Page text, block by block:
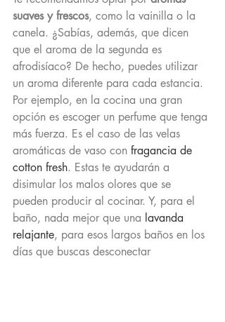
suaves y frescos, como la vainilla o la
canela. ¿Sabías, además, que dicen
que el aroma de la segunda es
afrodisíaco? De hecho, puedes utilizar
un aroma diferente para cada estancia.
Por ejemplo, en la cocina una gran
opción es escoger un perfume que tenga
más fuerza. Es el caso de las velas
aromáticas de vaso con fragancia de
cotton fresh. Estas te ayudarán a
disimular los malos olores que se
pueden producir al cocinar. Y, para el
baño, nada mejor que una lavanda
relajante, para esos largos baños en los
días que buscas desconectar